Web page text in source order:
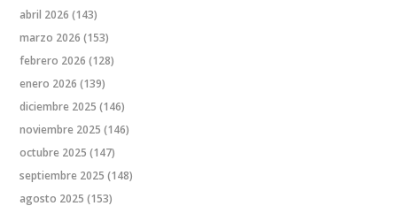
abril 2026 (143)
marzo 2026 (153)
febrero 2026 (128)
enero 2026 (139)
diciembre 2025 (146)
noviembre 2025 (146)
octubre 2025 (147)
septiembre 2025 (148)
agosto 2025 (153)